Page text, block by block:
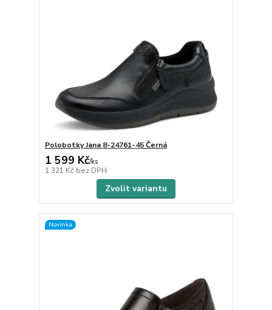
Polobotky Jana 8-24761-45 Černá
1 599 Kč/ks
1 321 Kč bez DPH
Zvolit variantu
Novinka